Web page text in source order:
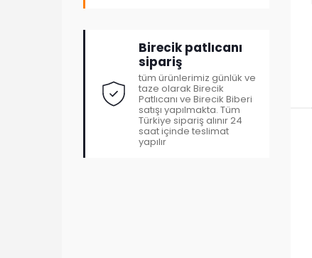
Birecik patlıcanı
sipariş
tüm ürünlerimiz günlük ve
taze olarak Birecik
Patlıcanı ve Birecik Biberi
satışı yapılmakta. Tüm
Türkiye sipariş alınır 24
saat içinde teslimat
yapılır